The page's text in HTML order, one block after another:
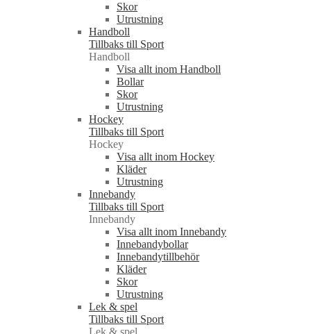
Skor
Utrustning
Handboll
Tillbaks till Sport
Handboll
Visa allt inom Handboll
Bollar
Skor
Utrustning
Hockey
Tillbaks till Sport
Hockey
Visa allt inom Hockey
Kläder
Utrustning
Innebandy
Tillbaks till Sport
Innebandy
Visa allt inom Innebandy
Innebandybollar
Innebandytillbehör
Kläder
Skor
Utrustning
Lek & spel
Tillbaks till Sport
Lek & spel